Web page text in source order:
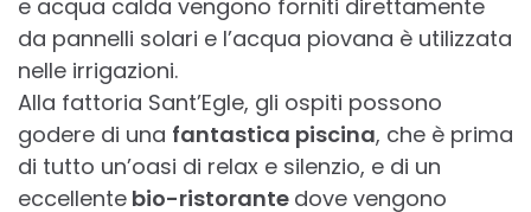
e acqua calda vengono forniti direttamente
da pannelli solari e l’acqua piovana è utilizzata
nelle irrigazioni.
Alla fattoria Sant’Egle, gli ospiti possono
godere di una fantastica piscina, che è prima
di tutto un’oasi di relax e silenzio, e di un
eccellente bio-ristorante dove vengono